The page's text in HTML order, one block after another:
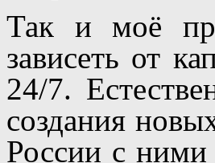
Так и моё
зависеть от
24/7.
создания
России с ними